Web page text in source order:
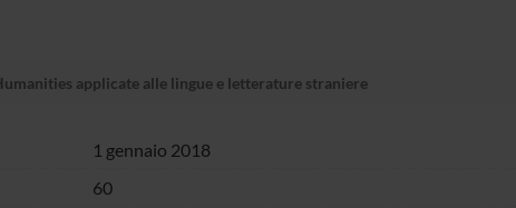
applicate alle lingue e letterature straniere
1 gennaio 2018
60